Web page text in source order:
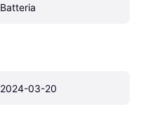
Batteria
2024-03-20